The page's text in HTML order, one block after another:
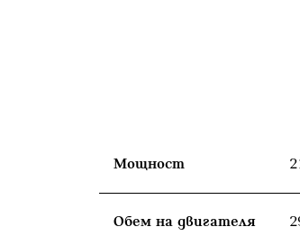
Мощност
Обем на двигателя